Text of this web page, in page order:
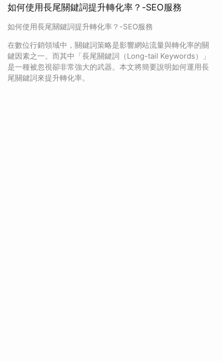
如何使用長尾關鍵詞提升轉化率？-SEO服務
如何使用長尾關鍵詞提升轉化率？-SEO服務
在數位行銷領域中，關鍵詞策略是影響網站流量與轉化率的關
鍵因素之一。而其中「長尾關鍵詞（Long-tail Keywords）」
是一種被忽視卻非常強大的武器。本文將簡要說明如何運用長
尾關鍵詞來提升轉化率。